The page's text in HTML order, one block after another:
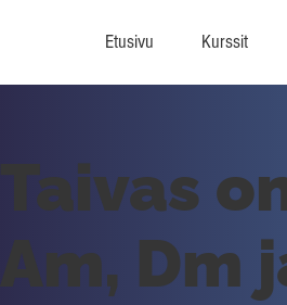
Etusivu Kurssit
Taivas
Am, Dm